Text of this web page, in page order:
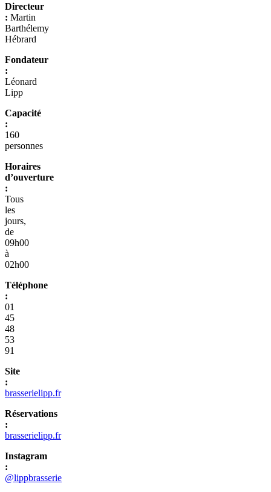
Directeur
: Martin
Barthélemy
Hébrard
Fondateur
:
Léonard
Lipp
Capacité
:
160
personnes
Horaires
d’ouverture
:
Tous
les
jours,
de
09h00
à
02h00
Téléphone
:
01
45
48
53
91
Site
:
brasserielipp.fr
Réservations
:
brasserielipp.fr
Instagram
:
@lippbrasserie